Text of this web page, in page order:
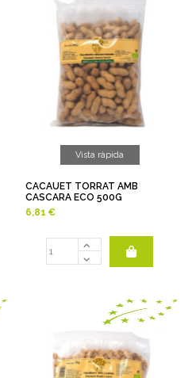
Vista ràpida
CACAUET TORRAT AMB
CASCARA ECO 500G
6,81 €